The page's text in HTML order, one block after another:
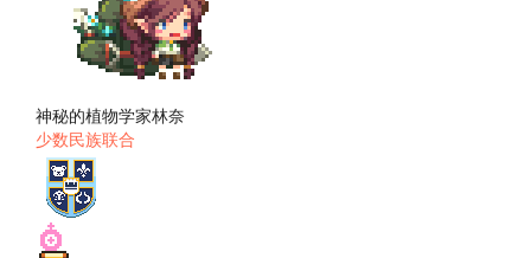
神秘的植物学家林奈
少数民族联合